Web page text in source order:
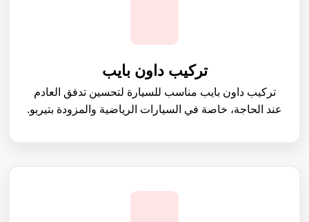
تركيب داون بايب
تركيب داون بايب مناسب للسيارة لتحسين تدفق العادم
عند الحاجة، خاصة في السيارات الرياضية والمزودة بتيربو.